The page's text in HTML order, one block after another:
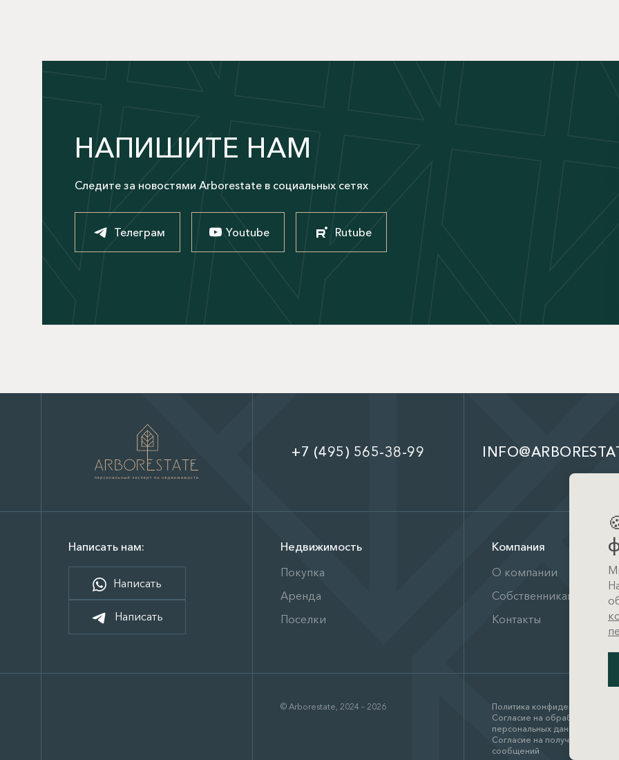
НАПИШИТЕ НАМ
Следите за новостями Arborestate в социальных сетях
Телеграм Youtube Rutube
+7 (495) 565-38-99
Написать нам:
Написать
Написать
Недвижимость
Покупка
Аренда
Поселки
Компания
О компании
Собственникам
Контакты
© Arborestate, 2024 – 2026
Политика конфиденциальности
Согласие на обработку
персональных данных
Согласие на получение
сообщений